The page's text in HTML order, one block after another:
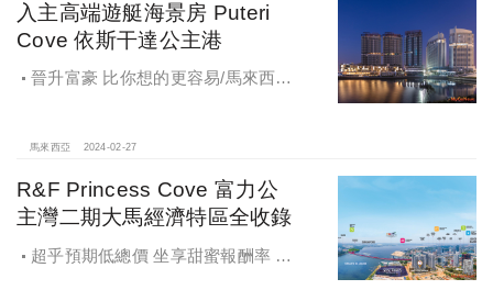
入主高端遊艇海景房 Puteri
Cove 依斯干達公主港
晉升富豪 比你想的更容易/馬來西亞
馬來西亞 2024-02-27
R&F Princess Cove 富力公
主灣二期大馬經濟特區全收錄
超乎預期低總價 坐享甜蜜報酬率 新